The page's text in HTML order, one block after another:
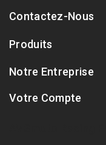
Contactez-Nous
Produits
Notre Entreprise
Votre Compte